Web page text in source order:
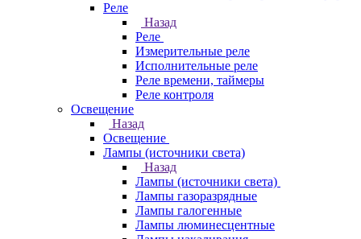
Реле
Назад
Реле
Измерительные реле
Исполнительные реле
Реле времени, таймеры
Реле контроля
Освещение
Назад
Освещение
Лампы (источники света)
Назад
Лампы (источники света)
Лампы газоразрядные
Лампы галогенные
Лампы люминесцентные